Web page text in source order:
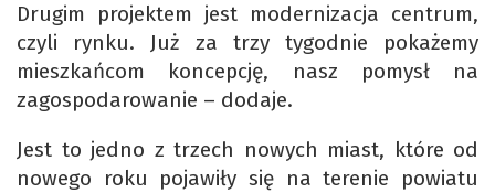
Drugim projektem jest modernizacja centrum,
czyli rynku. Już za trzy tygodnie pokażemy
mieszkańcom koncepcję, nasz pomysł na
zagospodarowanie – dodaje.
Jest to jedno z trzech nowych miast, które od
nowego roku pojawiły się na terenie powiatu